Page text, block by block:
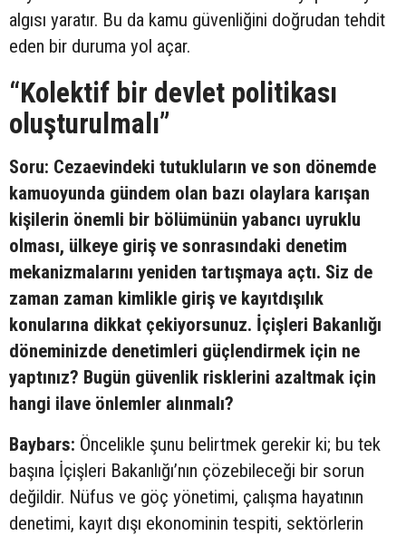
algısı yaratır. Bu da kamu güvenliğini doğrudan tehdit
eden bir duruma yol açar.
“Kolektif bir devlet politikası
oluşturulmalı”
Soru: Cezaevindeki tutukluların ve son dönemde
kamuoyunda gündem olan bazı olaylara karışan
kişilerin önemli bir bölümünün yabancı uyruklu
olması, ülkeye giriş ve sonrasındaki denetim
mekanizmalarını yeniden tartışmaya açtı. Siz de
zaman zaman kimlikle giriş ve kayıtdışılık
konularına dikkat çekiyorsunuz. İçişleri Bakanlığı
döneminizde denetimleri güçlendirmek için ne
yaptınız? Bugün güvenlik risklerini azaltmak için
hangi ilave önlemler alınmalı?
Baybars: Öncelikle şunu belirtmek gerekir ki; bu tek
başına İçişleri Bakanlığı’nın çözebileceği bir sorun
değildir. Nüfus ve göç yönetimi, çalışma hayatının
denetimi, kayıt dışı ekonominin tespiti, sektörlerin